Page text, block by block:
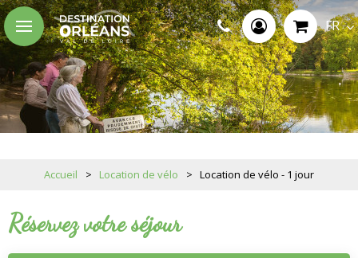
FR
Accueil > Location de vélo > Location de vélo - 1 jour
Réservez votre séjour